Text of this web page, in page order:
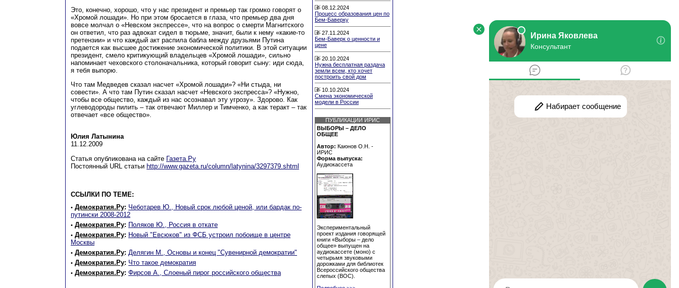
Это, конечно, хорошо, что у нас президент и премьер так громко говорят о
«Хромой лошади». Но при этом бросается в глаза, что премьер два дня
вовсе молчал о «Невском экспрессе», что на вопрос о смерти Магнитского
он ответил, что раз адвокат сидел в тюрьме, значит, были к нему «какие-то
претензии» и что каждый акт распила бабла между друзьями Путина
подается как высшее достижение экономической политики. В этой ситуации
президент, смело критикующий владельцев «Хромой лошади», сильно
напоминает чеховского столоначальника, который говорит сыну: иди сюда,
я тебя выпорю.
Что там Медведев сказал насчет «Хромой лошади»? «Ни стыда, ни
совести». А что там Путин сказал насчет «Невского экспресса»? «Нужно,
чтобы все общество, каждый из нас осознавал эту угрозу». Здорово. Как
углеводороды пилить – так отвечают Миллер и Тимченко, а как теракт – так
отвечает «все общество».
Юлия Латынина
11.12.2009
Статья опубликована на сайте Газета.Ру
Постоянный URL статьи http://www.gazeta.ru/column/latynina/3297379.shtml
ССЫЛКИ ПО ТЕМЕ:
• Демократия.Ру: Чеботарев Ю., Новый срок любой ценой, или бардак по-
путински 2008-2012
• Демократия.Ру: Поляков Ю., Россия в откате
• Демократия.Ру: Новый "Евсюков" из ФСБ устроил побоище в центре
Москвы
• Демократия.Ру: Делягин М., Основы и конец "Сувенирной демократии"
• Демократия.Ру: Что такое демократия
• Демократия.Ру: Фирсов А., Слоеный пирог российского общества
08.12.2024
Процесс образования цен по
Бем-Баверку
27.11.2024
Бем-Баверк о ценности и
цене
20.10.2024
Нужна бесплатная раздача
земли всем, кто хочет
построить свой дом
10.10.2024
Смена экономической
модели в России
ПУБЛИКАЦИИ ИРИС
ВЫБОРЫ – ДЕЛО
ОБЩЕЕ
Автор: Каюнов О.Н. -
ИРИС
Форма выпуска:
Аудиокассета
Экспериментальный
проект издания говорящей
книги «Выборы – дело
общее» выпущен на
аудиокассете (моно) с
четырьмя звуковыми
дорожками для библиотек
Всероссийского общества
слепых (ВОС).